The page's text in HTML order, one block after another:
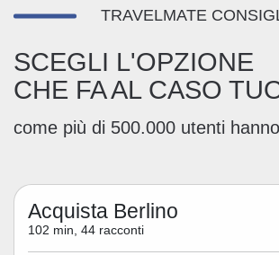
TRAVELMATE
SCEGLI L'OPZIONE
CHE FA AL CASO
come più di 500.000 utenti
Acquista Berlino
102 min, 44 racconti